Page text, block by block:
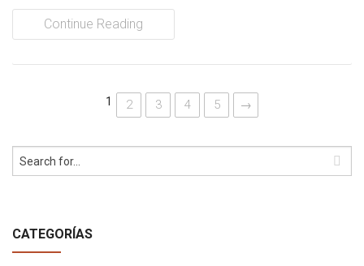
Continue Reading
1 2 3 4 5 →
CATEGORÍAS